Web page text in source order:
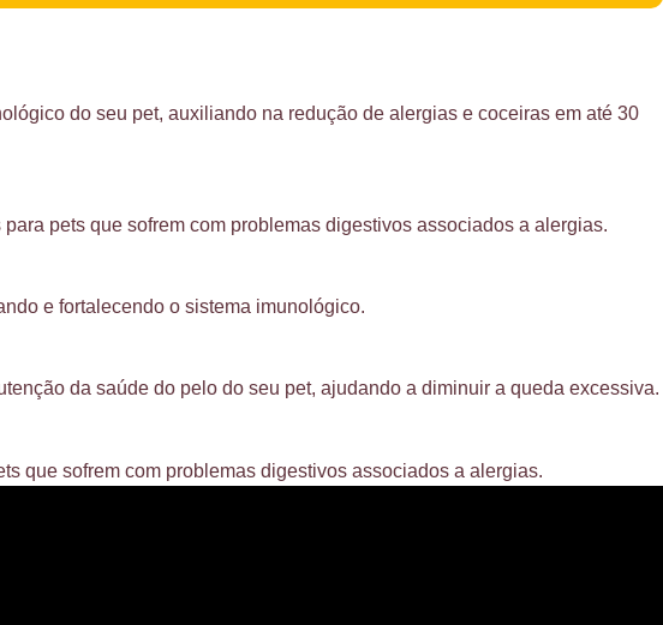
do seu pet, auxiliando na redução de alergias e coceiras em até 30
pets que sofrem com problemas digestivos associados a alergias.
e fortalecendo o sistema imunológico.
da saúde do pelo do seu pet, ajudando a diminuir a queda excessiva.
que sofrem com problemas digestivos associados a alergias.